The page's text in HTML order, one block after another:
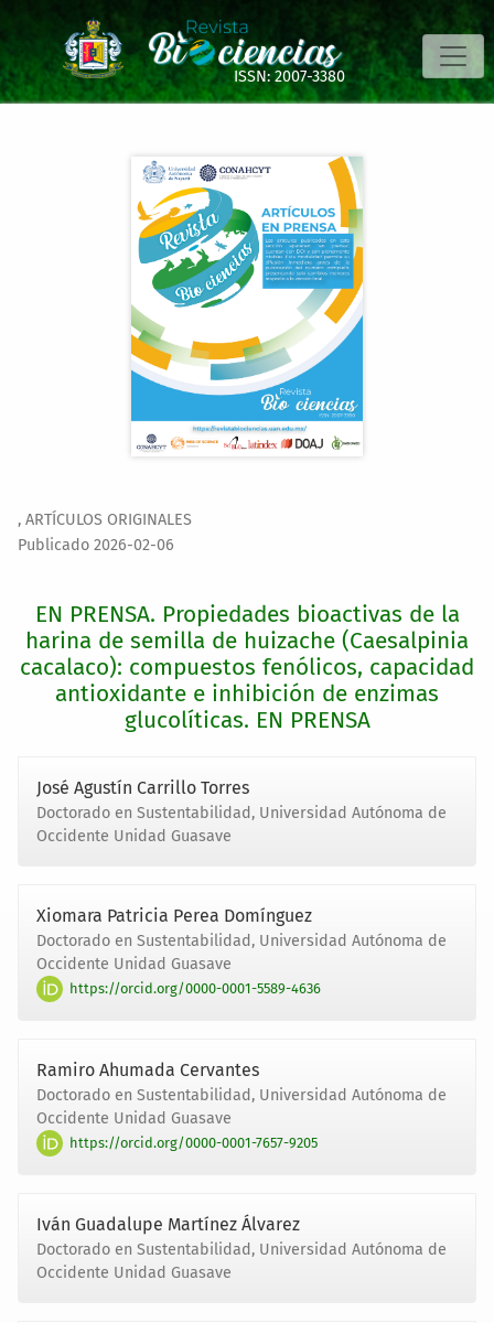
EN PRENSA. Propiedades bioactivas de la harina de
ISSN: 2007-3380
, ARTÍCULOS ORIGINALES
EN PRENSA. Propiedades bioactivas de la
harina de semilla de huizache (Caesalpinia
cacalaco): compuestos fenólicos, capacidad
antioxidante e inhibición de enzimas
glucolíticas. EN PRENSA
Publicado 2026-02-06
José Agustín Carrillo Torres
Doctorado en Sustentabilidad, Universidad Autónoma de
Occidente Unidad Guasave
Xiomara Patricia Perea Domínguez
Doctorado en Sustentabilidad, Universidad Autónoma de
Occidente Unidad Guasave
https://orcid.org/0000-0001-5589-4636
Ramiro Ahumada Cervantes
Doctorado en Sustentabilidad, Universidad Autónoma de
Occidente Unidad Guasave
https://orcid.org/0000-0001-7657-9205
Iván Guadalupe Martínez Álvarez
Doctorado en Sustentabilidad, Universidad Autónoma de
Occidente Unidad Guasave